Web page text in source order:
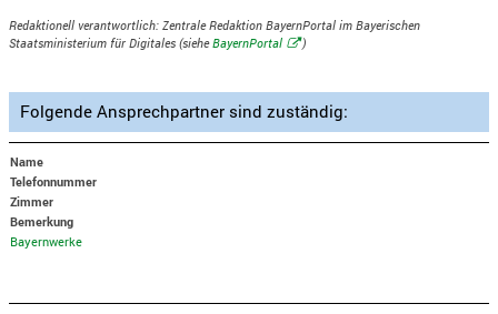
Redaktionell verantwortlich: Zentrale Redaktion BayernPortal im Bayerischen
Staatsministerium für Digitales (sieheBayernPortal )
Folgende Ansprechpartner sind zuständig:
Name
Telefonnummer
Zimmer
Bemerkung
Bayernwerke